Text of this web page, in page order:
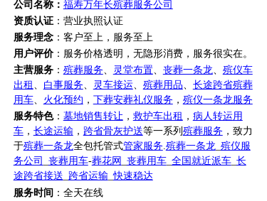
公司名称： 福寿万年长殡葬服务公司
资质认证：营业执照认证
服务理念：客户至上，服务至上
用户评价： 服务价格透明，无隐形消费，服务很实在。
主营服务： 殡葬服务、 灵堂布置、 丧葬一条龙、 殡仪车
出租 、 白事服务、 灵车接运、 殡葬用品、 长途跨省殡葬
用车、 火化预约 ， 下葬安葬礼仪服务 ， 殡仪一条龙服务
服务特色： 墓地销售转让 ， 救护车出租 ， 病人转运用
车， 长途运输， 跨省骨灰护送等一系列 殡葬服务 ，致力
于殡葬一条龙全包托管式管家服务.殡葬一条龙_ 殡仪服
务公司
丧葬用车-葬花网 丧葬用车_ 全国就近派车_ 长
途跨省接送 跨省运输_快速稳达
服务时间 ：全天在线